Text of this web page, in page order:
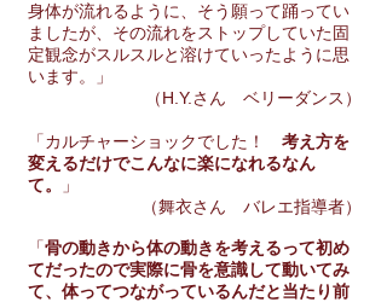
身体が流れるように、そう願って踊ってい
ましたが、その流れをストップしていた固
定観念がスルスルと溶けていったように思
います。」
（H.Y.さん ベリーダンス）
「カルチャーショックでした！ 考え方を
変えるだけでこんなに楽になれるなん
て。
」
（舞衣さん バレエ指導者）
「骨の動きから体の動きを考えるって初め
てだったので実際に骨を意識して動いてみ
て、体ってつながっているんだと当たり前